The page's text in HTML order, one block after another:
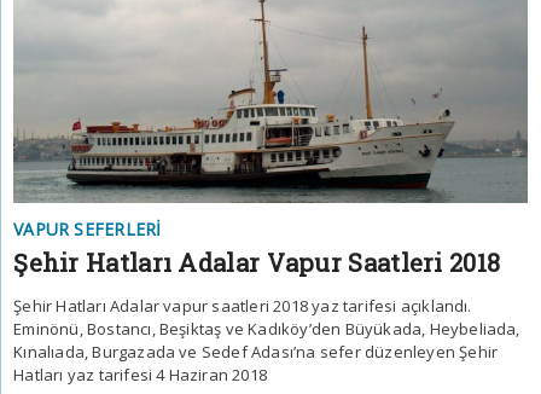
VAPUR SEFERLERI
Şehir Hatları Adalar Vapur Saatleri 2018
Şehir Hatları Adalar vapur saatleri 2018 yaz tarifesi açıklandı.
Eminönü, Bostancı, Beşiktaş ve Kadıköy’den Büyükada, Heybeliada,
Kınalıada, Burgazada ve Sedef Adası’na sefer düzenleyen Şehir
Hatları yaz tarifesi 4 Haziran 2018